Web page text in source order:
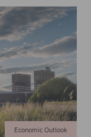
Economic Outlook